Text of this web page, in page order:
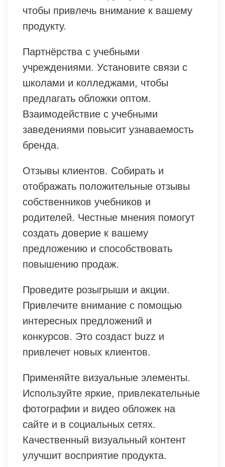
чтобы привлечь внимание к вашему
продукту.
Партнёрства с учебными
учреждениями. Установите связи с
школами и колледжами, чтобы
предлагать обложки оптом.
Взаимодействие с учебными
заведениями повысит узнаваемость
бренда.
Отзывы клиентов. Собирать и
отображать положительные отзывы
собственников учебников и
родителей. Честные мнения помогут
создать доверие к вашему
предложению и способствовать
повышению продаж.
Проведите розыгрыши и акции.
Привлечите внимание с помощью
интересных предложений и
конкурсов. Это создаст buzz и
привлечет новых клиентов.
Применяйте визуальные элементы.
Используйте яркие, привлекательные
фотографии и видео обложек на
сайте и в социальных сетях.
Качественный визуальный контент
улучшит восприятие продукта.